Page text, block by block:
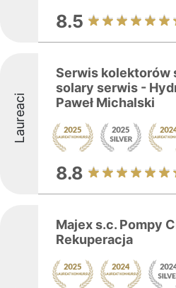
8.5
Laureaci
Serwis kolektorów
solary serwis -
Paweł Michalski
8.8
Majex s.c. Pompy
Rekuperacja